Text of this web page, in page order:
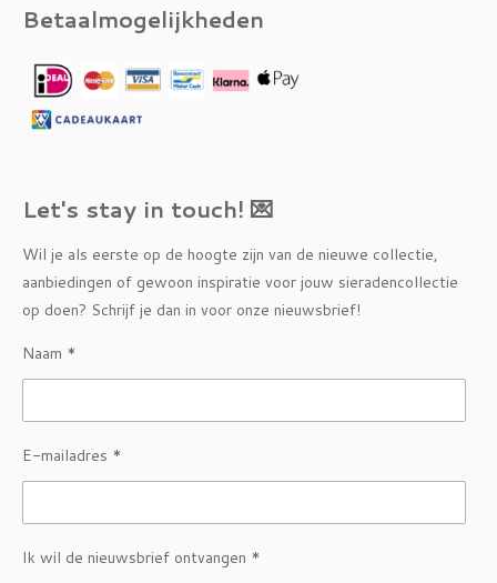
Betaalmogelijkheden
Let's stay in touch! 💌
Wil je als eerste op de hoogte zijn van de nieuwe collectie,
aanbiedingen of gewoon inspiratie voor jouw sieradencollectie
op doen? Schrijf je dan in voor onze nieuwsbrief!
Naam *
E-mailadres *
Ik wil de nieuwsbrief ontvangen *